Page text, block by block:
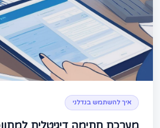
איך להשתמש בנדלני